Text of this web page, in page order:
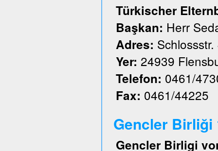
Türkischer
Başkan: Herr
Adres: Schlossstr.
Yer: 24939
Telefon: 0461/
Fax: 0461/44225
Gencler Birliği
Gencler Birligi